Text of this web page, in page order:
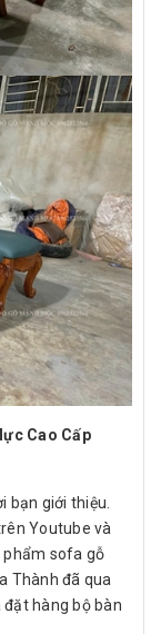
Cao Cấp
bạn giới thiệu.
Youtube và
phẩm sofa gỗ
Thành đã qua
hàng bộ bàn